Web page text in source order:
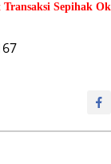
Sepihak